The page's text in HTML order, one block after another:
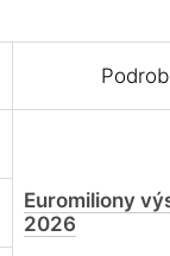
Euromiliony
2026